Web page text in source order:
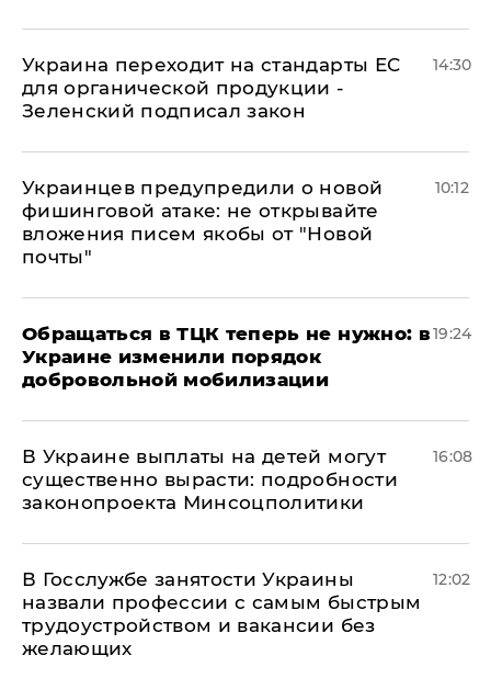
Украина переходит на стандарты ЕС
для органической продукции -
Зеленский подписал закон
14:30
Украинцев предупредили о новой
фишинговой атаке: не открывайте
вложения писем якобы от "Новой
почты"
10:12
Обращаться в ТЦК теперь не нужно: в
Украине изменили порядок
добровольной мобилизации
19:24
В Украине выплаты на детей могут
существенно вырасти: подробности
законопроекта Минсоцполитики
16:08
В Госслужбе занятости Украины
назвали профессии с самым быстрым
трудоустройством и вакансии без
желающих
12:02